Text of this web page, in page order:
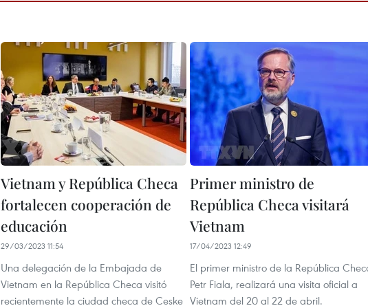
Vietnam y República Checa
fortalecen cooperación de
educación
29/03/2023 11:54
Una delegación de la Embajada de
Vietnam en la República Checa visitó
recientemente la ciudad checa de Ceske
Primer ministro de
República Checa visitará
Vietnam
17/04/2023 12:49
El primer ministro de la República
Petr Fiala, realizará una visita oficial a
Vietnam del 20 al 22 de abril.